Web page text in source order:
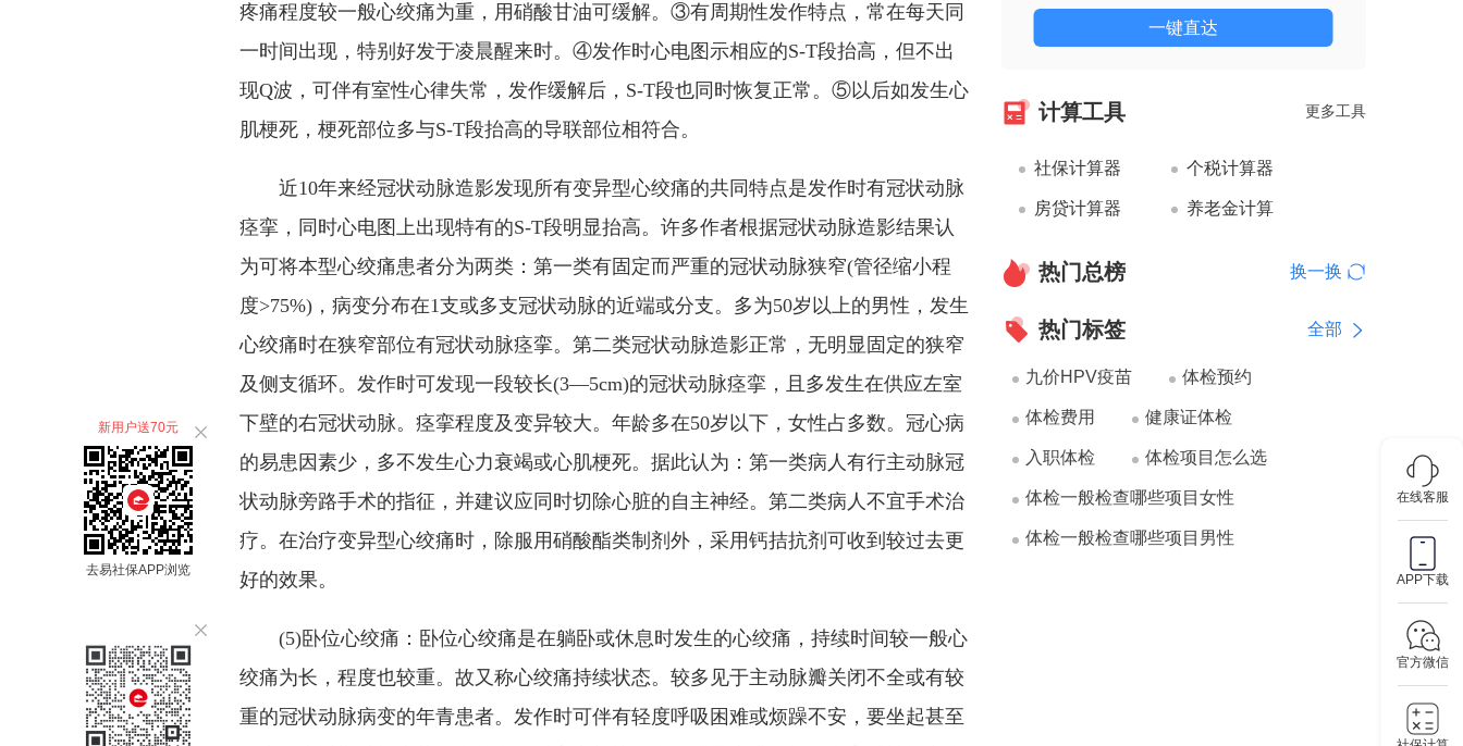
在线客服
APP下载
官方微信
新用户送70元
去易社保APP浏览
疼痛程度较一般心绞痛为重，用硝酸甘油可缓解。③有周期性发作特点，常在每天同
一时间出现，特别好发于凌晨醒来时。④发作时心电图示相应的S-T段抬高，但不出
现Q波，可伴有室性心律失常，发作缓解后，S-T段也同时恢复正常。⑤以后如发生心
肌梗死，梗死部位多与S-T段抬高的导联部位相符合。
近10年来经冠状动脉造影发现所有变异型心绞痛的共同特点是发作时有冠状动脉
痉挛，同时心电图上出现特有的S-T段明显抬高。许多作者根据冠状动脉造影结果认
为可将本型心绞痛患者分为两类：第一类有固定而严重的冠状动脉狭窄(管径缩小程
度>75%)，病变分布在1支或多支冠状动脉的近端或分支。多为50岁以上的男性，发生
心绞痛时在狭窄部位有冠状动脉痉挛。第二类冠状动脉造影正常，无明显固定的狭窄
及侧支循环。发作时可发现一段较长(3—5cm)的冠状动脉痉挛，且多发生在供应左室
下壁的右冠状动脉。痉挛程度及变异较大。年龄多在50岁以下，女性占多数。冠心病
的易患因素少，多不发生心力衰竭或心肌梗死。据此认为：第一类病人有行主动脉冠
状动脉旁路手术的指征，并建议应同时切除心脏的自主神经。第二类病人不宜手术治
疗。在治疗变异型心绞痛时，除服用硝酸酯类制剂外，采用钙拮抗剂可收到较过去更
好的效果。
(5)卧位心绞痛：卧位心绞痛是在躺卧或休息时发生的心绞痛，持续时间较一般心
绞痛为长，程度也较重。故又称心绞痛持续状态。较多见于主动脉瓣关闭不全或有较
重的冠状动脉病变的年青患者。发作时可伴有轻度呼吸困难或烦躁不安，要坐起甚至
一键直达
计算工具 更多工具
社保计算器 个税计算器
房贷计算器 养老金计算
热门总榜 换一换
热门标签 全部
九价HPV疫苗 体检预约
体检费用 健康证体检
入职体检 体检项目怎么选
体检一般检查哪些项目女性
体检一般检查哪些项目男性